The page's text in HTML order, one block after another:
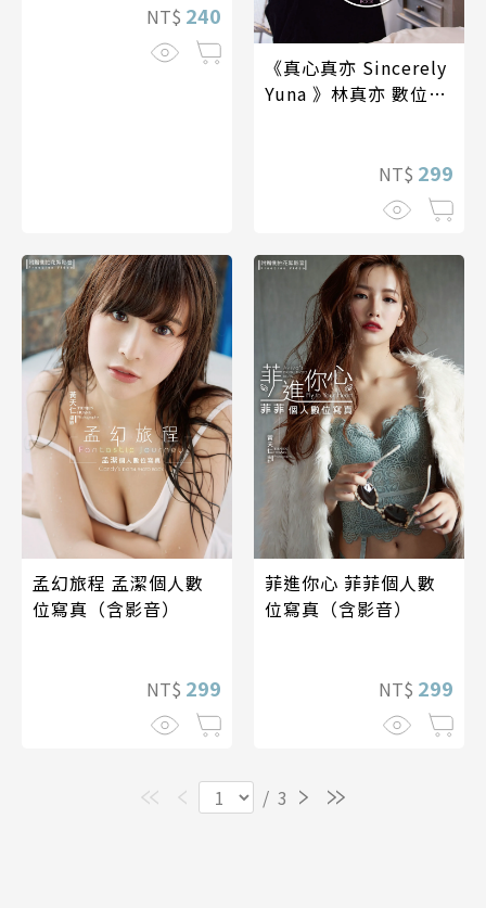
NT$ 240
《真心真亦 Sincerely
Yuna 》林真亦 數位寫
NT$ 299
孟幻旅程 孟潔個人數
位寫真（含影音）
NT$ 299
菲進你心 菲菲個人數
位寫真（含影音）
NT$ 299
/ 3